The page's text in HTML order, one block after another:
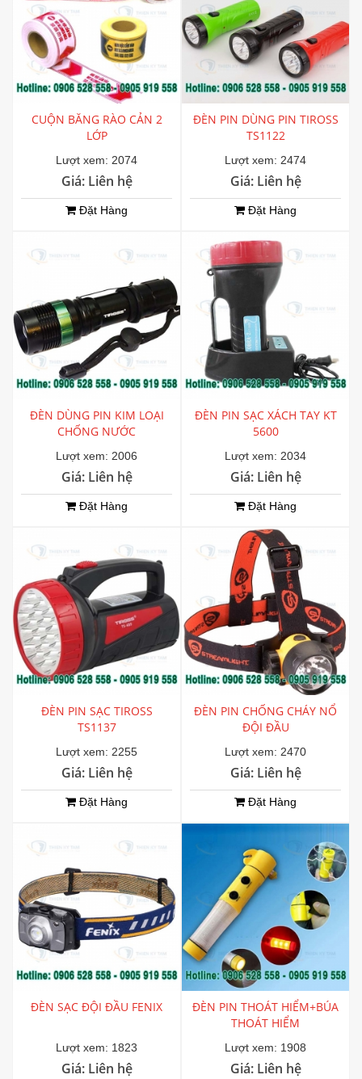
CUỘN BĂNG RÀO CẢN 2
LỚP
Lượt xem: 2074
Giá: Liên hệ
Đặt Hàng
ĐÈN PIN DÙNG PIN TIROSS
TS1122
Lượt xem: 2474
Giá: Liên hệ
Đặt Hàng
ĐÈN DÙNG PIN KIM LOẠI
CHỐNG NƯỚC
Lượt xem: 2006
Giá: Liên hệ
Đặt Hàng
ĐÈN PIN SẠC XÁCH TAY KT
5600
Lượt xem: 2034
Giá: Liên hệ
Đặt Hàng
ĐÈN PIN SẠC TIROSS
TS1137
Lượt xem: 2255
Giá: Liên hệ
Đặt Hàng
ĐÈN PIN CHỐNG CHÁY NỔ
ĐỘI ĐẦU
Lượt xem: 2470
Giá: Liên hệ
Đặt Hàng
ĐÈN SẠC ĐỘI ĐẦU FENIX
Lượt xem: 1823
Giá: Liên hệ
ĐÈN PIN THOÁT HIỂM+BÚA
THOÁT HIỂM
Lượt xem: 1908
Giá: Liên hệ